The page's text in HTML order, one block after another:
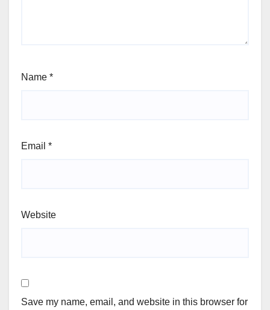
Name *
Email *
Website
Save my name, email, and website in this browser for